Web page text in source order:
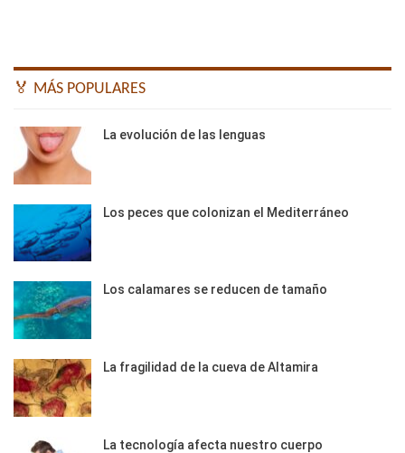
🏅 MÁS POPULARES
La evolución de las lenguas
Los peces que colonizan el Mediterráneo
Los calamares se reducen de tamaño
La fragilidad de la cueva de Altamira
La tecnología afecta nuestro cuerpo